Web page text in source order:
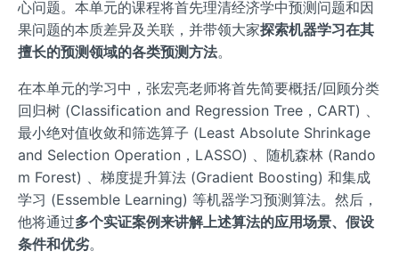
心问题。本单元的课程将首先理清经济学中预测问题和因
果问题的本质差异及关联，并带领大家探索机器学习在其
擅长的预测领域的各类预测方法。
在本单元的学习中，张宏亮老师将首先简要概括/回顾分类
回归树 (Classification and Regression Tree，CART) 、
最小绝对值收敛和筛选算子 (Least Absolute Shrinkage
and Selection Operation，LASSO) 、随机森林 (Rando
m Forest) 、梯度提升算法 (Gradient Boosting) 和集成
学习 (Essemble Learning) 等机器学习预测算法。然后，
他将通过多个实证案例来讲解上述算法的应用场景、假设
条件和优劣。